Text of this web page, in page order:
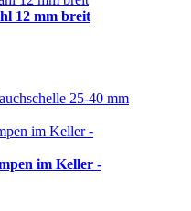
12 mm breit
25-40 mm
im Keller -